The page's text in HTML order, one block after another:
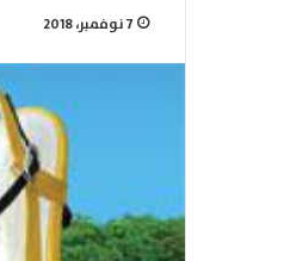
7 نوفمبر، 2018